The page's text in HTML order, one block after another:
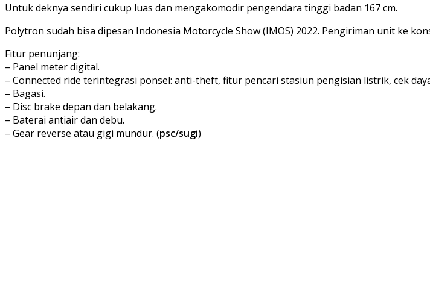
Untuk deknya sendiri cukup luas dan mengakomodir pengendara tinggi badan 167 cm.
Polytron sudah bisa dipesan Indonesia Motorcycle Show (IMOS) 2022. Pengiriman unit ke
Fitur penunjang:
– Panel meter digital.
– Connected ride terintegrasi ponsel: anti-theft, fitur pencari stasiun pengisian listrik, cek
– Bagasi.
– Disc brake depan dan belakang.
– Baterai antiair dan debu.
– Gear reverse atau gigi mundur. (psc/sugi)